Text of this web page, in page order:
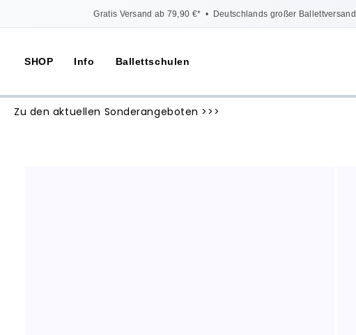
Gratis Versand ab 79,90 €* • Deutschlands großer Ballettversand
SHOP Info Ballettschulen
Zu den aktuellen Sonderangeboten >>>